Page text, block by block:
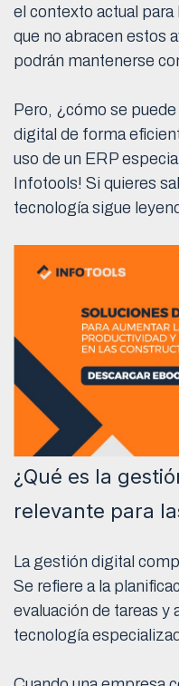
el contexto actual
que no abracen estos
podrán mantenerse
Pero, ¿cómo se
digital de forma
uso de un ERP
Infotools! Si quieres
tecnología sigue
¿Qué es la
relevante para
La gestión digital
Se refiere a la
evaluación de tareas y
tecnología